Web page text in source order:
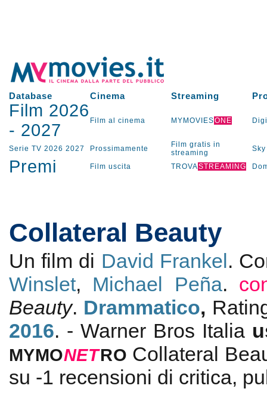
Database Cinema Streaming
Film 2026
- 2027 Film al cinema MYMOVIESONE
Serie TV 2026 2027 Prossimamente
Film gratis in
streaming
Sky
Premi Film uscita TROVASTREAMING
Collateral Beauty
Un film di David Frankel.
Winslet, Michael Peña.
Beauty. Drammatico,
2016. - Warner Bros Italia
MYMONETRO Collateral
su -1 recensioni di critica,